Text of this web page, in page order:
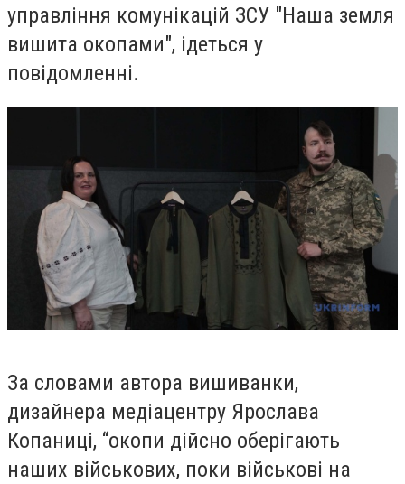
управління комунікацій ЗСУ "Наша земля
вишита окопами", ідеться у
повідомленні.
За словами автора вишиванки,
дизайнера медіацентру Ярослава
Копаниці, “окопи дійсно оберігають
наших військових, поки військові на